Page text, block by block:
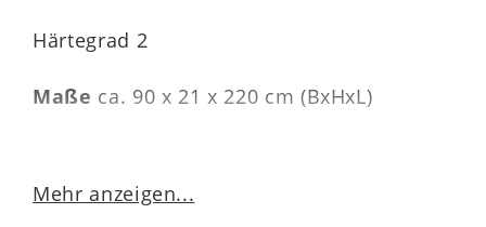
Härtegrad 2
Maße ca. 90 x 21 x 220 cm (BxHxL)
Matratzenbezug
Mehr anzeigen...